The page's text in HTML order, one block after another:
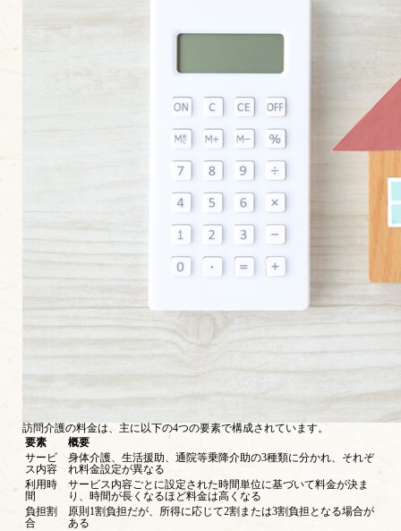
訪問介護の料金は、主に以下の4つの要素で構成されています。
要素
概要
サービ
ス内容
身体介護、生活援助、通院等乗降介助の3種類に分かれ、それぞ
れ料金設定が異なる
利用時
間
サービス内容ごとに設定された時間単位に基づいて料金が決ま
り、時間が長くなるほど料金は高くなる
負担割
合
原則1割負担だが、所得に応じて2割または3割負担となる場合が
ある